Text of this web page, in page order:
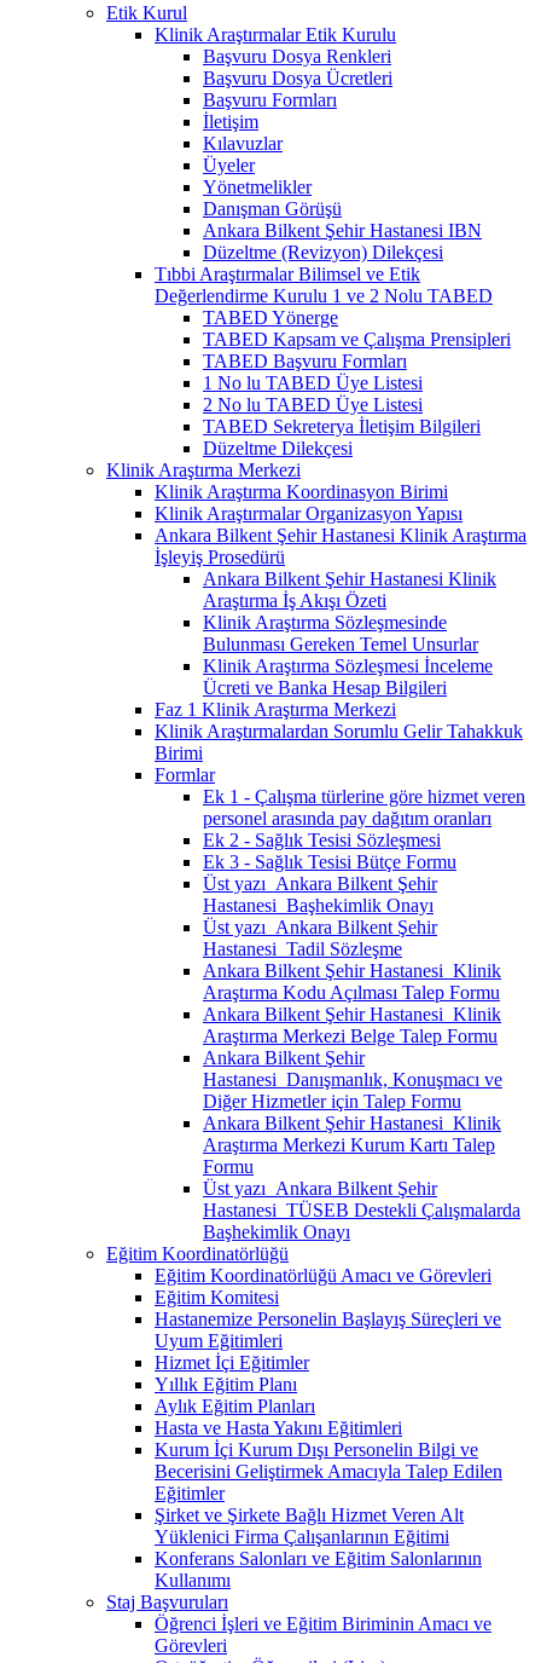
Etik Kurul
Klinik Araştırmalar Etik Kurulu
Başvuru Dosya Renkleri
Başvuru Dosya Ücretleri
Başvuru Formları
İletişim
Kılavuzlar
Üyeler
Yönetmelikler
Danışman Görüşü
Ankara Bilkent Şehir Hastanesi IBN
Düzeltme (Revizyon) Dilekçesi
Tıbbi Araştırmalar Bilimsel ve Etik
Değerlendirme Kurulu 1 ve 2 Nolu TABED
TABED Yönerge
TABED Kapsam ve Çalışma Prensipleri
TABED Başvuru Formları
1 No lu TABED Üye Listesi
2 No lu TABED Üye Listesi
TABED Sekreterya İletişim Bilgileri
Düzeltme Dilekçesi
Klinik Araştırma Merkezi
Klinik Araştırma Koordinasyon Birimi
Klinik Araştırmalar Organizasyon Yapısı
Ankara Bilkent Şehir Hastanesi Klinik Araştırma
İşleyiş Prosedürü
Ankara Bilkent Şehir Hastanesi Klinik
Araştırma İş Akışı Özeti
Klinik Araştırma Sözleşmesinde
Bulunması Gereken Temel Unsurlar
Klinik Araştırma Sözleşmesi İnceleme
Ücreti ve Banka Hesap Bilgileri
Faz 1 Klinik Araştırma Merkezi
Klinik Araştırmalardan Sorumlu Gelir Tahakkuk
Birimi
Formlar
Ek 1 - Çalışma türlerine göre hizmet veren
personel arasında pay dağıtım oranları
Ek 2 - Sağlık Tesisi Sözleşmesi
Ek 3 - Sağlık Tesisi Bütçe Formu
Üst yazı_Ankara Bilkent Şehir
Hastanesi_Başhekimlik Onayı
Üst yazı_Ankara Bilkent Şehir
Hastanesi_Tadil Sözleşme
Ankara Bilkent Şehir Hastanesi_Klinik
Araştırma Kodu Açılması Talep Formu
Ankara Bilkent Şehir Hastanesi_Klinik
Araştırma Merkezi Belge Talep Formu
Ankara Bilkent Şehir
Hastanesi_Danışmanlık, Konuşmacı ve
Diğer Hizmetler için Talep Formu
Ankara Bilkent Şehir Hastanesi_Klinik
Araştırma Merkezi Kurum Kartı Talep
Formu
Üst yazı_Ankara Bilkent Şehir
Hastanesi_TÜSEB Destekli Çalışmalarda
Başhekimlik Onayı
Eğitim Koordinatörlüğü
Eğitim Koordinatörlüğü Amacı ve Görevleri
Eğitim Komitesi
Hastanemize Personelin Başlayış Süreçleri ve
Uyum Eğitimleri
Hizmet İçi Eğitimler
Yıllık Eğitim Planı
Aylık Eğitim Planları
Hasta ve Hasta Yakını Eğitimleri
Kurum İçi Kurum Dışı Personelin Bilgi ve
Becerisini Geliştirmek Amacıyla Talep Edilen
Eğitimler
Şirket ve Şirkete Bağlı Hizmet Veren Alt
Yüklenici Firma Çalışanlarının Eğitimi
Konferans Salonları ve Eğitim Salonlarının
Kullanımı
Staj Başvuruları
Öğrenci İşleri ve Eğitim Biriminin Amacı ve
Görevleri